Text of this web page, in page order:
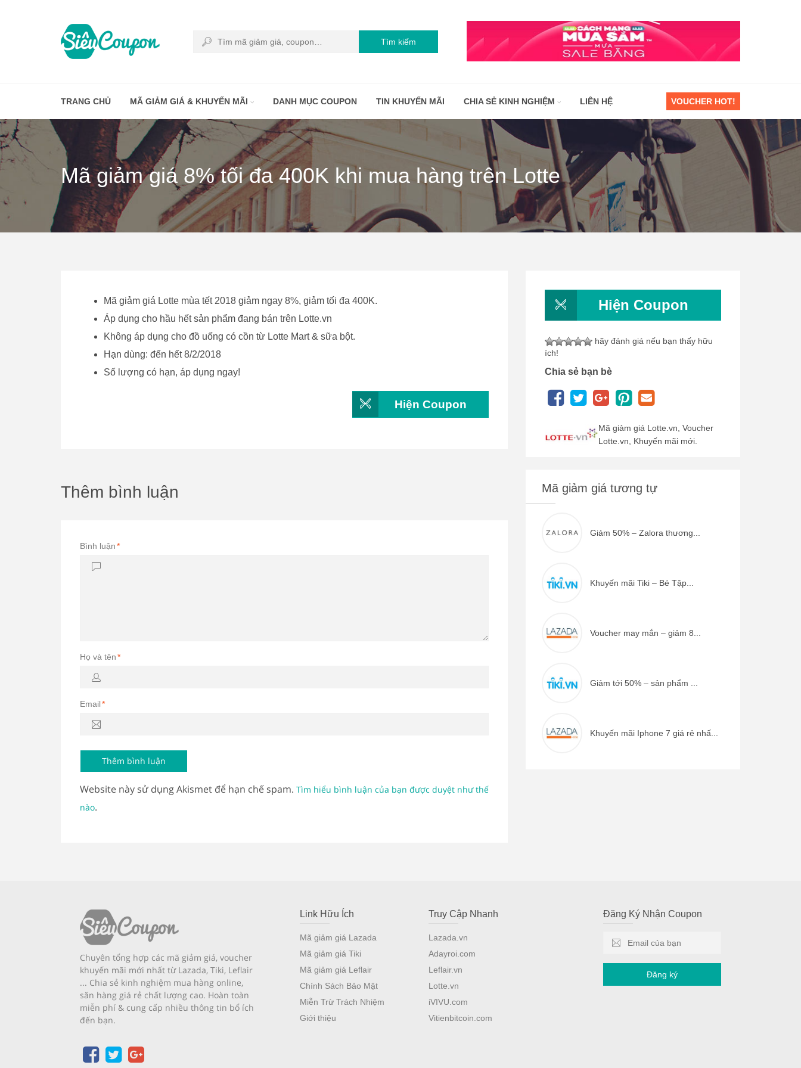
Tìm kiếm
TRANG CHỦ MÃ GIẢM GIÁ & KHUYẾN MÃI DANH MỤC COUPON TIN KHUYẾN MÃI CHIA SẺ KINH NGHIỆM LIÊN HỆ VOUCHER HOT!
Mã giảm giá 8% tối đa 400K khi mua hàng trên Lotte
Mã giảm giá Lotte mùa tết 2018 giảm ngay 8%, giảm tối đa 400K.
Áp dụng cho hầu hết sản phẩm đang bán trên Lotte.vn
Không áp dụng cho đồ uống có cồn từ Lotte Mart & sữa bột.
Hạn dùng: đến hết 8/2/2018
Số lượng có hạn, áp dụng ngay!
Hiện Coupon
Thêm bình luận
Bình luận*
Họ và tên*
Email*
Website này sử dụng Akismet để hạn chế spam. Tìm hiểu bình luận của bạn được duyệt như thế
nào.
Hiện Coupon
hãy đánh giá nếu bạn thấy hữu
ích!
Chia sẻ bạn bè
Mã giảm giá Lotte.vn, Voucher
Lotte.vn, Khuyến mãi mới.
Mã giảm giá tương tự
Giảm 50% – Zalora thương...
Khuyến mãi Tiki – Bé Tập...
Voucher may mắn – giảm 8...
Giảm tới 50% – sản phẩm ...
Khuyến mãi Iphone 7 giá rẻ nhấ...
Chuyên tổng hợp các mã giảm giá, voucher
khuyến mãi mới nhất từ Lazada, Tiki, Leflair
... Chia sẻ kinh nghiệm mua hàng online,
săn hàng giá rẻ chất lượng cao. Hoàn toàn
miễn phí & cung cấp nhiều thông tin bổ ích
đến bạn.
Link Hữu Ích
Mã giảm giá Lazada
Mã giảm giá Tiki
Mã giảm giá Leflair
Chính Sách Bảo Mật
Miễn Trừ Trách Nhiệm
Giới thiệu
Truy Cập Nhanh
Lazada.vn
Adayroi.com
Leflair.vn
Lotte.vn
iVIVU.com
Vitienbitcoin.com
Đăng Ký Nhận Coupon
Đăng ký